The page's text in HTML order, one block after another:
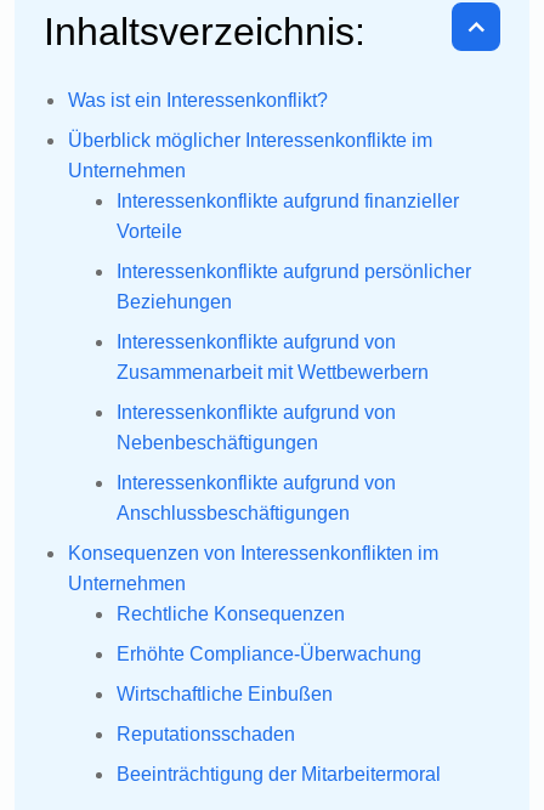
Inhaltsverzeichnis:
Was ist ein Interessenkonflikt?
Überblick möglicher Interessenkonflikte im
Unternehmen
Interessenkonflikte aufgrund finanzieller
Vorteile
Interessenkonflikte aufgrund persönlicher
Beziehungen
Interessenkonflikte aufgrund von
Zusammenarbeit mit Wettbewerbern
Interessenkonflikte aufgrund von
Nebenbeschäftigungen
Interessenkonflikte aufgrund von
Anschlussbeschäftigungen
Konsequenzen von Interessenkonflikten im
Unternehmen
Rechtliche Konsequenzen
Erhöhte Compliance-Überwachung
Wirtschaftliche Einbußen
Reputationsschaden
Beeinträchtigung der Mitarbeitermoral